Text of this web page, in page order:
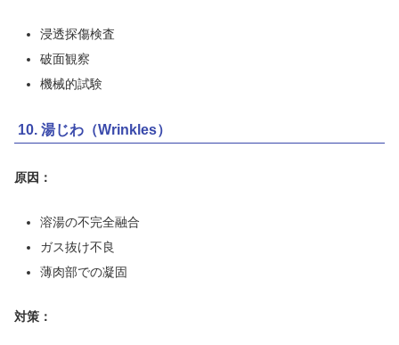
浸透探傷検査
破面観察
機械的試験
10. 湯じわ（Wrinkles）
原因：
溶湯の不完全融合
ガス抜け不良
薄肉部での凝固
対策：